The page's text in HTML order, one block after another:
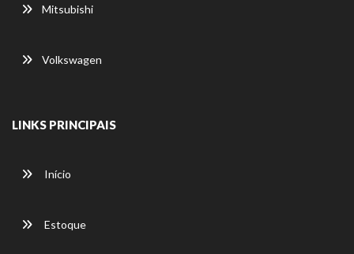
Mitsubishi
Volkswagen
LINKS PRINCIPAIS
Início
Estoque